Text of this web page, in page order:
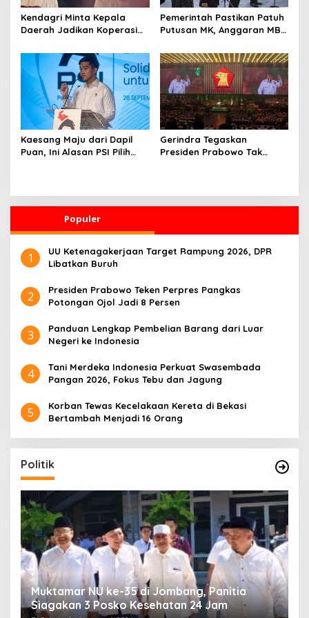
Kendagri Minta Kepala
Daerah Jadikan Koperasi
Ekonomi Desa
Pemerintah Pastikan Patuh
Putusan MK, Anggaran MBG
Pendidikan
Kaesang Maju dari Dapil
Puan, Ini Alasan PSI Pilih
Gerindra Tegaskan
Presiden Prabowo Tak
Populer
1
UU Ketenagakerjaan Target Rampung 2026, DPR
Libatkan Buruh
2
Presiden Prabowo Teken Perpres Pangkas
Potongan Ojol Jadi 8 Persen
3
Panduan Lengkap Pembelian Barang dari Luar
Negeri ke Indonesia
4
Tani Merdeka Indonesia Perkuat Swasembada
Pangan 2026, Fokus Tebu dan Jagung
5
Korban Tewas Kecelakaan Kereta di Bekasi
Bertambah Menjadi 16 Orang
Politik
Muktamar NU ke-35 di Jombang, Panitia
Siagakan 3 Posko Kesehatan 24 Jam